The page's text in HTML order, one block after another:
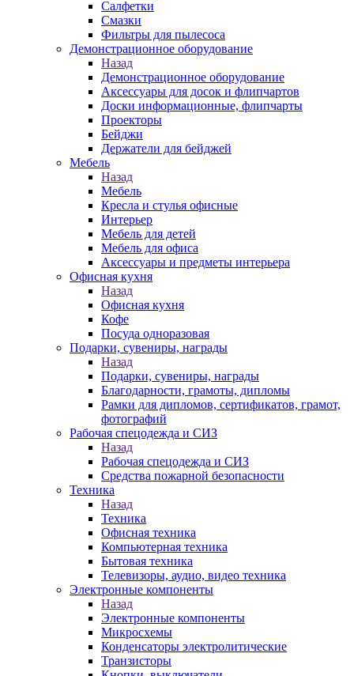
Салфетки
Смазки
Фильтры для пылесоса
Демонстрационное оборудование
Назад
Демонстрационное оборудование
Аксессуары для досок и флипчартов
Доски информационные, флипчарты
Проекторы
Бейджи
Держатели для бейджей
Мебель
Назад
Мебель
Кресла и стулья офисные
Интерьер
Мебель для детей
Мебель для офиса
Аксессуары и предметы интерьера
Офисная кухня
Назад
Офисная кухня
Кофе
Посуда одноразовая
Подарки, сувениры, награды
Назад
Подарки, сувениры, награды
Благодарности, грамоты, дипломы
Рамки для дипломов, сертификатов, грамот,
фотографий
Рабочая спецодежда и СИЗ
Назад
Рабочая спецодежда и СИЗ
Средства пожарной безопасности
Техника
Назад
Техника
Офисная техника
Компьютерная техника
Бытовая техника
Телевизоры, аудио, видео техника
Электронные компоненты
Назад
Электронные компоненты
Микросхемы
Конденсаторы электролитические
Транзисторы